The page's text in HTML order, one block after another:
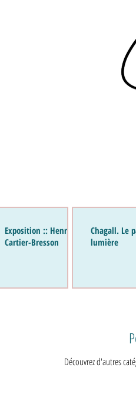
Exposition :: Henri
Cartier-Bresson
Chagall. Le
lumière
Découvrez d'autres